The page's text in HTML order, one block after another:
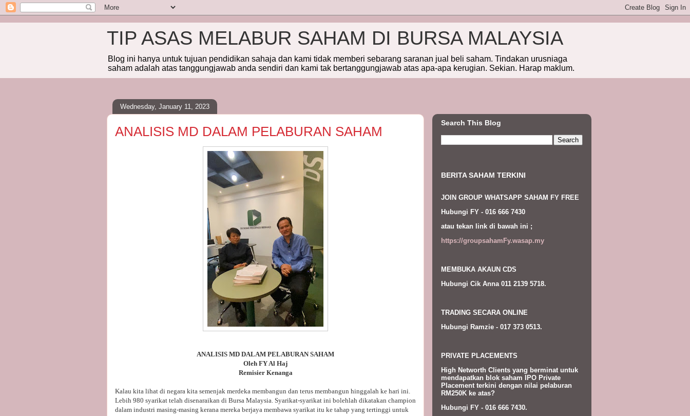
TIP ASAS MELABUR SAHAM DI BURSA MALAYSIA
Blog ini hanya untuk tujuan pendidikan sahaja dan kami tidak memberi sebarang saranan jual beli saham. Tindakan urusniaga
saham adalah atas tanggungjawab anda sendiri dan kami tak bertanggungjawab atas apa-apa kerugian. Sekian. Harap maklum.
Wednesday, January 11, 2023
ANALISIS MD DALAM PELABURAN SAHAM
ANALISIS MD DALAM PELABURAN SAHAM
Oleh FY Al Haj
Remisier Kenanga
Kalau kita lihat di negara kita semenjak merdeka membangun dan terus membangun hinggalah ke hari ini.
Lebih 980 syarikat telah disenaraikan di Bursa Malaysia. Syarikat-syarikat ini bolehlah dikatakan champion
dalam industri masing-masing kerana mereka berjaya membawa syarikat itu ke tahap yang tertinggi untuk
Search This Blog
BERITA SAHAM TERKINI
JOIN GROUP WHATSAPP SAHAM FY FREE
Hubungi FY - 016 666 7430
atau tekan link di bawah ini ;
https://groupsahamFy.wasap.my
MEMBUKA AKAUN CDS
Hubungi Cik Anna 011 2139 5718.
TRADING SECARA ONLINE
Hubungi Ramzie - 017 373 0513.
PRIVATE PLACEMENTS
High Networth Clients yang berminat untuk
mendapatkan blok saham IPO Private
Placement terkini dengan nilai pelaburan
RM250K ke atas?
Hubungi FY - 016 666 7430.